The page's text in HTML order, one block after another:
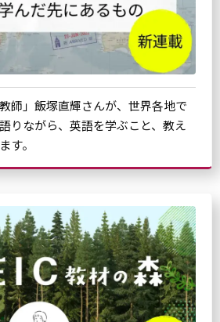
師」飯塚直輝さんが、世界各地で
りながら、英語を学ぶこと、教え
す。